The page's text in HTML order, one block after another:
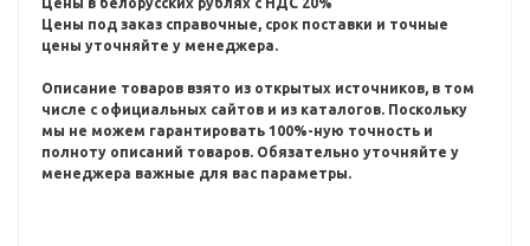
Цены под заказ справочные, срок поставки и точные
цены уточняйте у менеджера.
Описание товаров взято из открытых источников, в том
числе с официальных сайтов и из каталогов. Поскольку
мы не можем гарантировать 100%-ную точность и
полноту описаний товаров. Обязательно уточняйте у
менеджера важные для вас параметры.